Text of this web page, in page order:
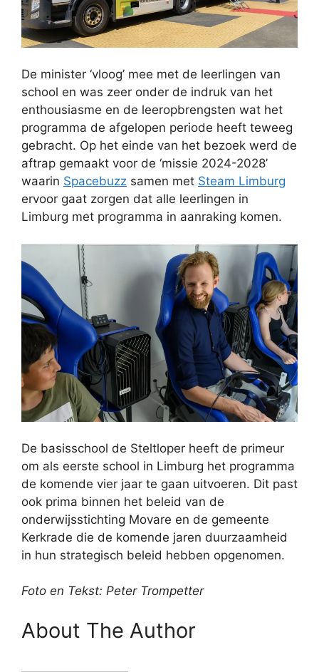
De minister ‘vloog’ mee met de leerlingen van
school en was zeer onder de indruk van het
enthousiasme en de leeropbrengsten wat het
programma de afgelopen periode heeft teweeg
gebracht. Op het einde van het bezoek werd de
aftrap gemaakt voor de ‘missie 2024-2028’
waarin Spacebuzz samen met Steam Limburg
ervoor gaat zorgen dat alle leerlingen in
Limburg met programma in aanraking komen.
De basisschool de Steltloper heeft de primeur
om als eerste school in Limburg het programma
de komende vier jaar te gaan uitvoeren. Dit past
ook prima binnen het beleid van de
onderwijsstichting Movare en de gemeente
Kerkrade die de komende jaren duurzaamheid
in hun strategisch beleid hebben opgenomen.
Foto en Tekst: Peter Trompetter
About The Author